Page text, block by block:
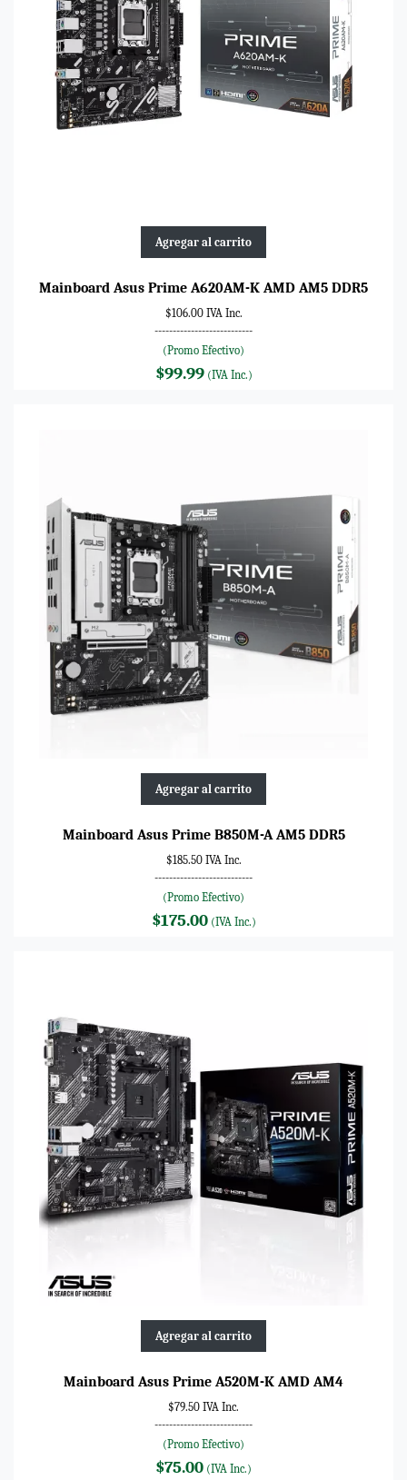
Agregar al carrito
Mainboard Asus Prime A620AM-K AMD AM5 DDR5
$106.00 IVA Inc.
---------------------------
(Promo Efectivo)
$99.99(IVA Inc.)
Agregar al carrito
Mainboard Asus Prime B850M-A AM5 DDR5
$185.50 IVA Inc.
---------------------------
(Promo Efectivo)
$175.00(IVA Inc.)
Agregar al carrito
Mainboard Asus Prime A520M-K AMD AM4
$79.50 IVA Inc.
---------------------------
(Promo Efectivo)
$75.00 (IVA Inc.)